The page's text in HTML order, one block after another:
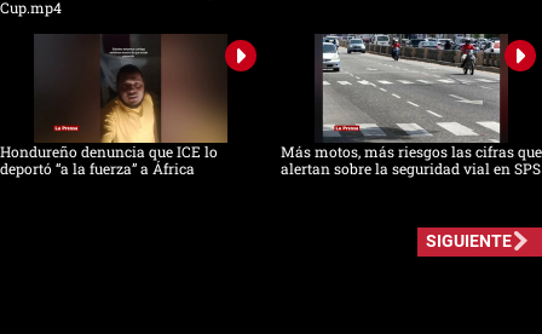
Cup.mp4
Hondureño denuncia que ICE lo
deportó “a la fuerza” a África
Más motos, más riesgos las cifras que
alertan sobre la seguridad vial en SPS
SIGUIENTE